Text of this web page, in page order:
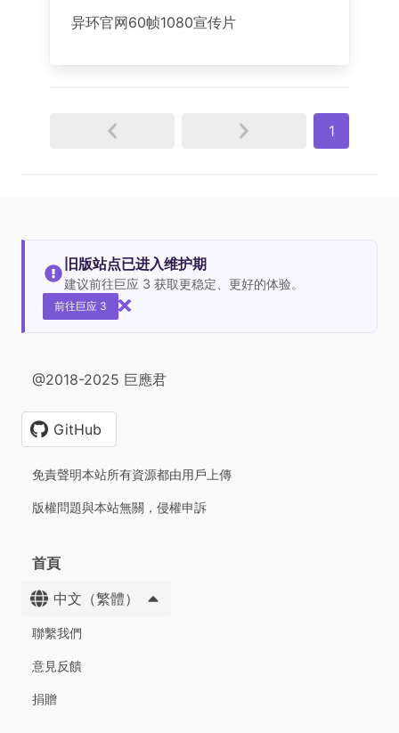
异环官网60帧1080宣传片
1
旧版站点已进入维护期
建议前往巨应 3 获取更稳定、更好的体验。
前往巨应 3
@2018-2025 巨應君
GitHub
免責聲明本站所有資源都由用戶上傳
版權問題與本站無關，侵權申訴
首頁
中文（繁體）
聯繫我們
意見反饋
捐贈